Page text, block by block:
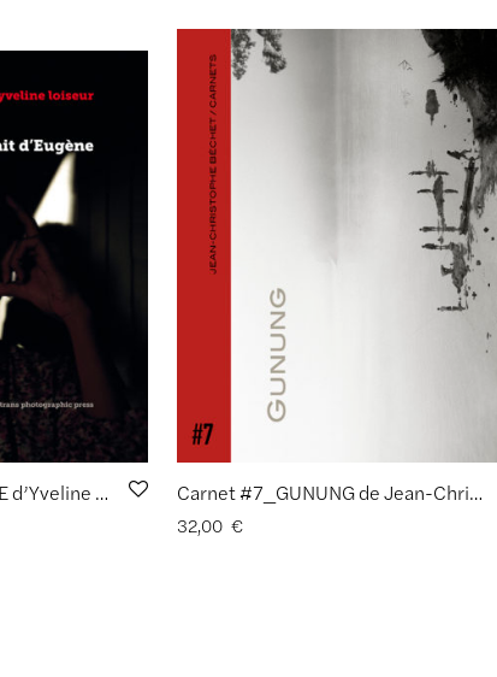
LE PORTRAIT D’EUGÈNE d’Yveline Loiseur Carnet #7_GUNUNG de Jean-Christophe Béchet
32,00 €